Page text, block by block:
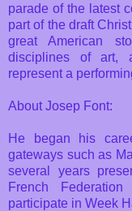
parade of the latest
part of the draft
great American
disciplines of art,
represent a
About Josep Font:
He began his
gateways such as
several years
French
participate in Week